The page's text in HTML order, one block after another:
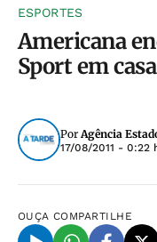
ESPORTES
Americana
Sport em casa
PorAgência
17/08/2011 - 0:22
OUÇA COMPARTILHE